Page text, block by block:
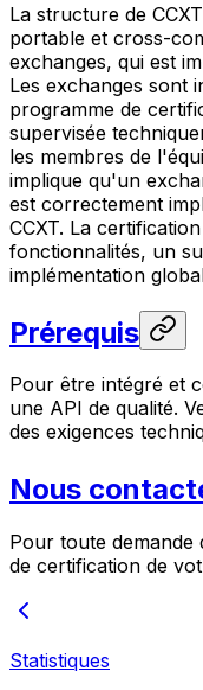
La structure de
portable et cross-
exchanges, qui est
Les exchanges sont
programme de
supervisée
les membres de
implique qu'un
est correctement
CCXT. La
fonctionnalités, un
implémentation
Prérequis
Pour être intégré et
une API de qualité.
des exigences
Nous
Pour toute
de certification de
Statistiques